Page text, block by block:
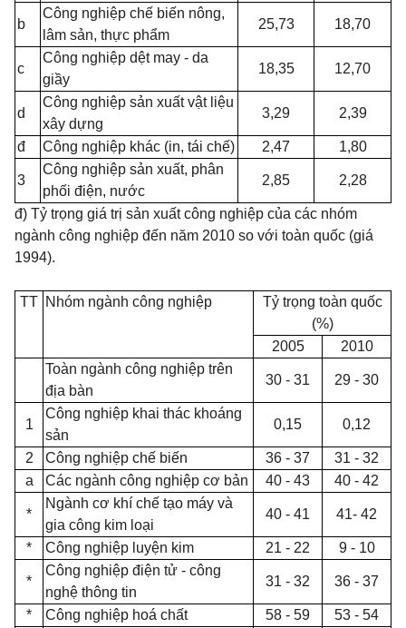
b
Công nghiệp chế biến nông,
lâm sản, thực phẩm
25,73 18,70
c
Công nghiệp dệt may - da
giầy
18,35 12,70
d
Công nghiệp sản xuất vật liệu
xây dựng
3,29 2,39
đ Công nghiệp khác (in, tái chế) 2,47 1,80
3
Công nghiệp sản xuất, phân
phối điện, nước
2,85 2,28
đ) Tỷ trọng giá trị sản xuất công nghiệp của các nhóm
ngành công nghiệp đến năm 2010 so với toàn quốc (giá
1994).
TT Nhóm ngành công nghiệp
Tỷ trọng toàn quốc
(%)
2005
2010
Toàn ngành công nghiệp trên
địa bàn
30 - 31 29 - 30
1
Công nghiệp khai thác khoáng
sản
0,15 0,12
2 Công nghiệp chế biến 36 - 37
31 - 32
a
Các ngành công nghiệp cơ bản 40 - 43 40 - 42
*
Ngành cơ khí chế tạo máy và
gia công kim loại
40 - 41 41- 42
* Công nghiệp luyện kim 21 - 22 9 - 10
*
Công nghiệp điện tử - công
nghệ thông tin
31 - 32 36 - 37
* Công nghiệp hoá chất 58 - 59 53 - 54